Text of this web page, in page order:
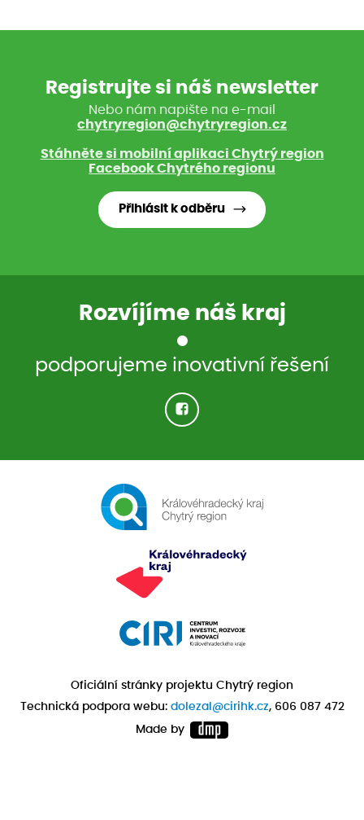
Registrujte si náš newsletter
Nebo nám napište na e-mail
chytryregion@chytryregion.cz
Stáhněte si mobilní aplikaci Chytrý region
Facebook Chytrého regionu
Přihlásit k odběru
Rozvíjíme náš kraj
podporujeme inovativní řešení
Oficiální stránky projektu Chytrý region
Technická podpora webu: dolezal@cirihk.cz, 606 087 472
Made by